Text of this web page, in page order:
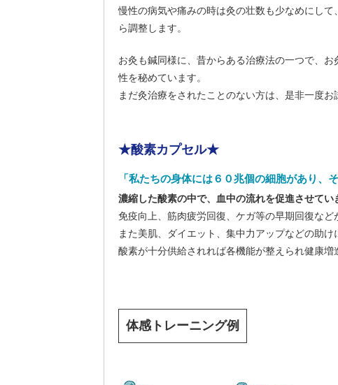
慢性の病気や痛みの時は灸の壮数も少なめにし
ら調整します。
お灸も鍼同様に、昔からある治療法の一つで、
性を秘めています。
まだ灸治療をされたことのない方は、是非一度お
★酸素カプセル★
「私たちの身体には６０兆個の細胞があり、
濃縮した酸素の中で、血中の流れを促進させてい
免疫向上、筋肉疲労回復、ケガ等の早期回復など
また美肌、ダイエット、集中力アップなどの助け
酸素が十分供給されれば各機能が整えられ健康増
体感トレーニング例